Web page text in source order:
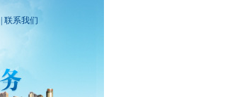
联系我们